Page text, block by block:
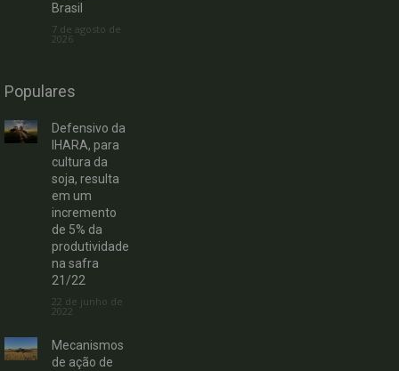
Brasil
7 de agosto de
2026
Populares
Defensivo da
IHARA, para
cultura da
soja, resulta
em um
incremento
de 5% da
produtividade
na safra
21/22
22 de junho de
2022
Mecanismos
de ação de